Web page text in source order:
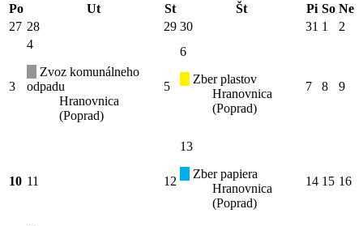
Po
Ut St Št Pi So Ne
27 28 29 30 31 1 2
3
4
Zvoz komunálneho
odpadu
Hranovnica
(Poprad)
5
6
Zber plastov
Hranovnica
(Poprad)
7 8 9
10 11 12
13
Zber papiera
Hranovnica
(Poprad)
14 15 16